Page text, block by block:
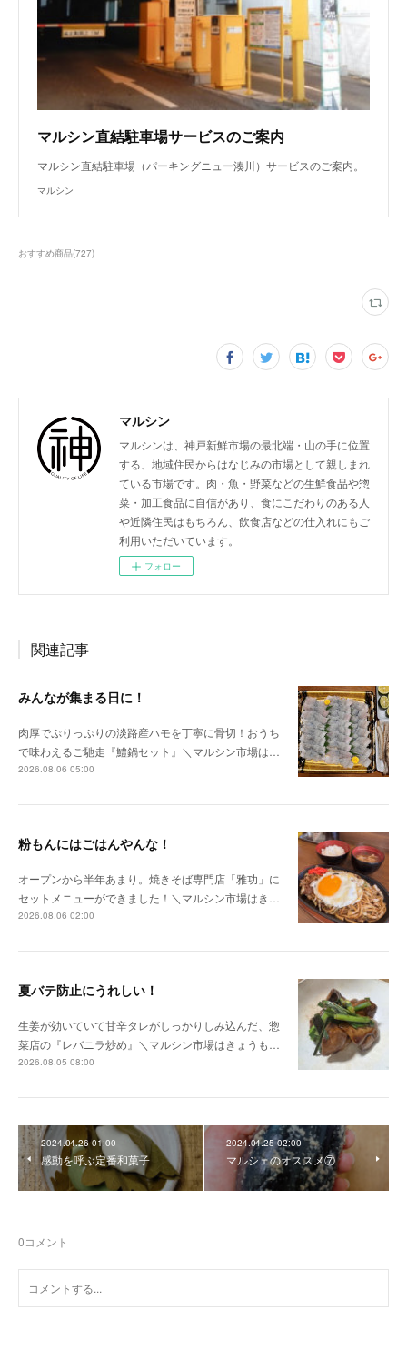
マルシン直結駐車場サービスのご案内
マルシン直結駐車場（パーキングニュー湊川）サービスのご案内。
マルシン
おすすめ商品(727)
マルシン
マルシンは、神戸新鮮市場の最北端・山の手に位置
する、地域住民からはなじみの市場として親しまれ
ている市場です。肉・魚・野菜などの生鮮食品や惣
菜・加工食品に自信があり、食にこだわりのある人
や近隣住民はもちろん、飲食店などの仕入れにもご
利用いただいています。
フォロー
関連記事
みんなが集まる日に！
肉厚でぷりっぷりの淡路産ハモを丁寧に骨切！おうち
で味わえるご馳走『鱧鍋セット』＼マルシン市場は…
2026.08.06 05:00
粉もんにはごはんやんな！
オープンから半年あまり。焼きそば専門店「雅功」に
セットメニューができました！＼マルシン市場はき…
2026.08.06 02:00
夏バテ防止にうれしい！
生姜が効いていて甘辛タレがしっかりしみ込んだ、惣
菜店の『レバニラ炒め』＼マルシン市場はきょうも…
2026.08.05 08:00
2024.04.26 01:00
感動を呼ぶ定番和菓子
2024.04.25 02:00
マルシェのオススメ⑦
0コメント